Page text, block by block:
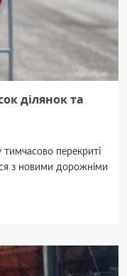
ділянок та
перекриті
з новими дорожніми